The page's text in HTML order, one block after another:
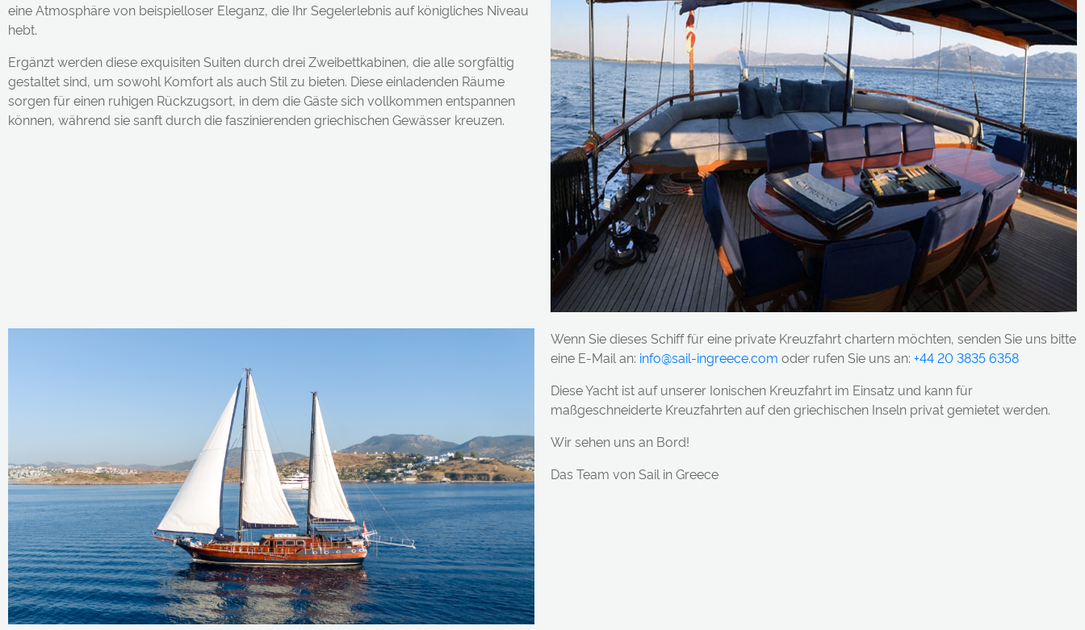
eine Atmosphäre von beispielloser Eleganz, die Ihr Segelerlebnis auf königliches Niveau
hebt.
Ergänzt werden diese exquisiten Suiten durch drei Zweibettkabinen, die alle sorgfältig
gestaltet sind, um sowohl Komfort als auch Stil zu bieten. Diese einladenden Räume
sorgen für einen ruhigen Rückzugsort, in dem die Gäste sich vollkommen entspannen
können, während sie sanft durch die faszinierenden griechischen Gewässer kreuzen.
Wenn Sie dieses Schiff für eine private Kreuzfahrt chartern möchten, senden Sie uns bitte
eine E-Mail an: info@sail-ingreece.com oder rufen Sie uns an: +44 20 3835 6358
Diese Yacht ist auf unserer Ionischen Kreuzfahrt im Einsatz und kann für
maßgeschneiderte Kreuzfahrten auf den griechischen Inseln privat gemietet werden.
Wir sehen uns an Bord!
Das Team von Sail in Greece